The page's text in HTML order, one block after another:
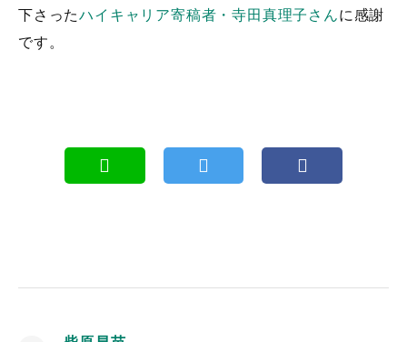
下さったハイキャリア寄稿者・寺田真理子さんに感謝
です。